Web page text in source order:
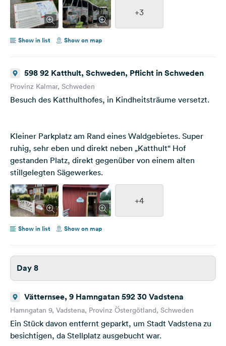
+3
Show in list Show on map
598 92 Katthult, Schweden, Pflicht in Schweden
Provinz Kalmar, Schweden
Besuch des Katthulthofes, in Kindheitsträume versetzt.
Kleiner Parkplatz am Rand eines Waldgebietes. Super
ruhig, sehr eben und direkt neben „Katthult“ Hof
gestanden Platz, direkt gegenüber von einem alten
stillgelegten Sägewerkes.
+4
Show in list Show on map
Day 8
Vätternsee, 9 Hamngatan 592 30 Vadstena
Hamngatan 9, Vadstena, Provinz Östergötland, Schweden
Ein Stück davon entfernt geparkt, um Stadt Vadstena zu
besichtigen, da Stellplatz ausgebucht war.